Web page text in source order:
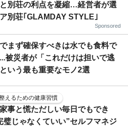
別荘の利点を凝縮…経営者が選
別荘｢GLAMDAY STYLE｣
Sponsored
まず確保すべきは水でも食料で
被災者が「これだけは担いで逃
いう最も重要なモノ2選
えるための健康習慣
事と慌ただしい毎日でもでき
璧じゃなくていい”セルフマネジ